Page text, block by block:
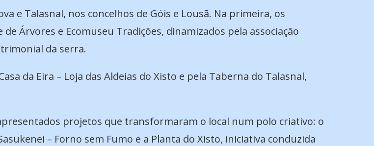
e Talasnal, nos concelhos de Góis e Lousã. Na primeira, os
Árvores e Ecomuseu Tradições, dinamizados pela associação
da serra.
da Eira – Loja das Aldeias do Xisto e pela Taberna do Talasnal,
projetos que transformaram o local num polo criativo: o
– Forno sem Fumo e a Planta do Xisto, iniciativa conduzida